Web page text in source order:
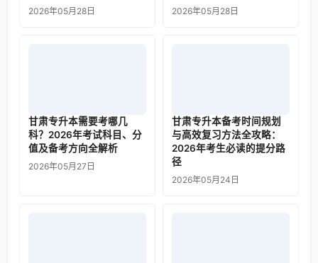
2026年05月28日 2026年05月28日
甘肃专升本需要考哪几
科？2026年考试科目、分
值及备考方向全解析
2026年05月27日
甘肃专升本备考时间规划
与高效复习方法全攻略：
2026年考生必读的提分路
径
2026年05月24日